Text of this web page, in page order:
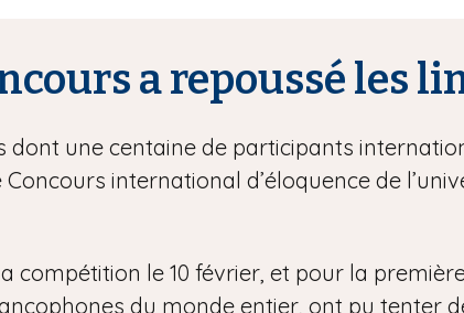
a repoussé les
dont une centaine de participants
international d’éloquence de
compétition le 10 février, et pour la
du monde entier, ont pu tenter